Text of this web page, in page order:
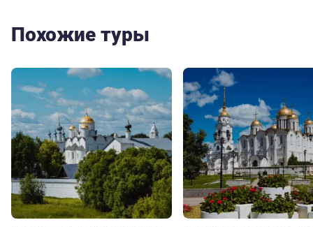
Похожие туры